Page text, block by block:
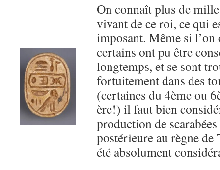
On connaît plus de
vivant de ce roi, ce qui
imposant. Même si l’on
certains ont pu être
longtemps, et se sont
fortuitement dans des
(certaines du 4ème ou
ère!) il faut bien
production de
postérieure au règne
été absolument